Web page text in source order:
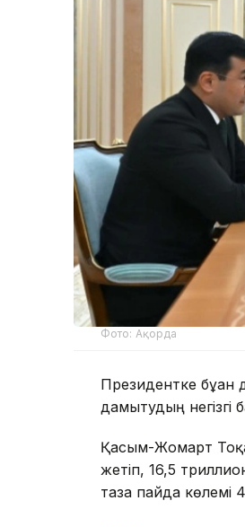
Фото: Ақорда
Президентке
дамытудың негізгі
Қасым-Жомарт
жетіп, 16,5
таза пайда көлемі